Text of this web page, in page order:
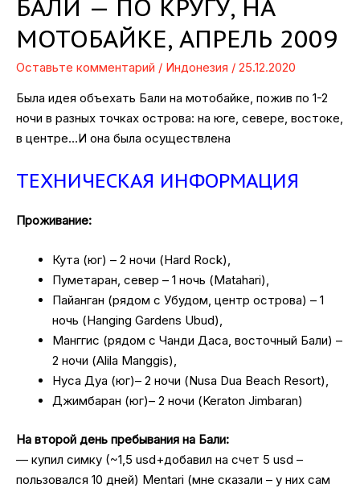
БАЛИ — ПО КРУГУ, НА
МОТОБАЙКЕ, АПРЕЛЬ 2009
Оставьте комментарий / Индонезия / 25.12.2020
Была идея объехать Бали на мотобайке, пожив по 1-2
ночи в разных точках острова: на юге, севере, востоке,
в центре…И она была осуществлена
ТЕХНИЧЕСКАЯ ИНФОРМАЦИЯ
Проживание:
Кута (юг) – 2 ночи (Hard Rock),
Пуметаран, север – 1 ночь (Matahari),
Пайанган (рядом с Убудом, центр острова) – 1
ночь (Hanging Gardens Ubud),
Манггис (рядом с Чанди Даса, восточный Бали) –
2 ночи (Alila Manggis),
Нуса Дуа (юг)– 2 ночи (Nusa Dua Beach Resort),
Джимбаран (юг)– 2 ночи (Keraton Jimbaran)
На второй день пребывания на Бали:
— купил симку (~1,5 usd+добавил на счет 5 usd –
пользовался 10 дней) Mentari (мне сказали – у них сам